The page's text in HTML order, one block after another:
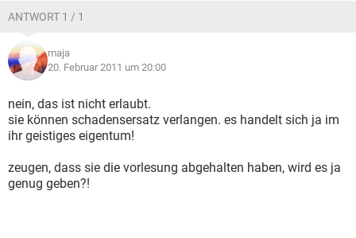
ANTWORT 1 / 1
maja
20. Februar 2011 um 20:00
nein, das ist nicht erlaubt.
sie können schadensersatz verlangen. es handelt sich ja im
ihr geistiges eigentum!
zeugen, dass sie die vorlesung abgehalten haben, wird es ja
genug geben?!